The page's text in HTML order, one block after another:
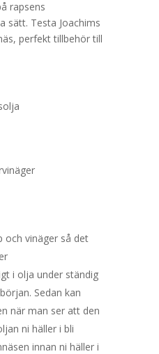
rapsens
sätt. Testa Joachims
perfekt tillbehör till
och vinäger så det
i olja under ständig
Sedan kan
när man ser att den
ni häller i bli
innan ni häller i